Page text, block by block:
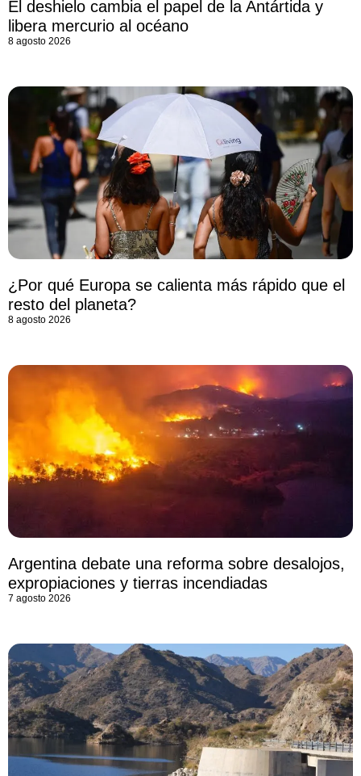
El deshielo cambia el papel de la Antártida y
libera mercurio al océano
8 agosto 2026
¿Por qué Europa se calienta más rápido que el
resto del planeta?
8 agosto 2026
Argentina debate una reforma sobre desalojos,
expropiaciones y tierras incendiadas
7 agosto 2026